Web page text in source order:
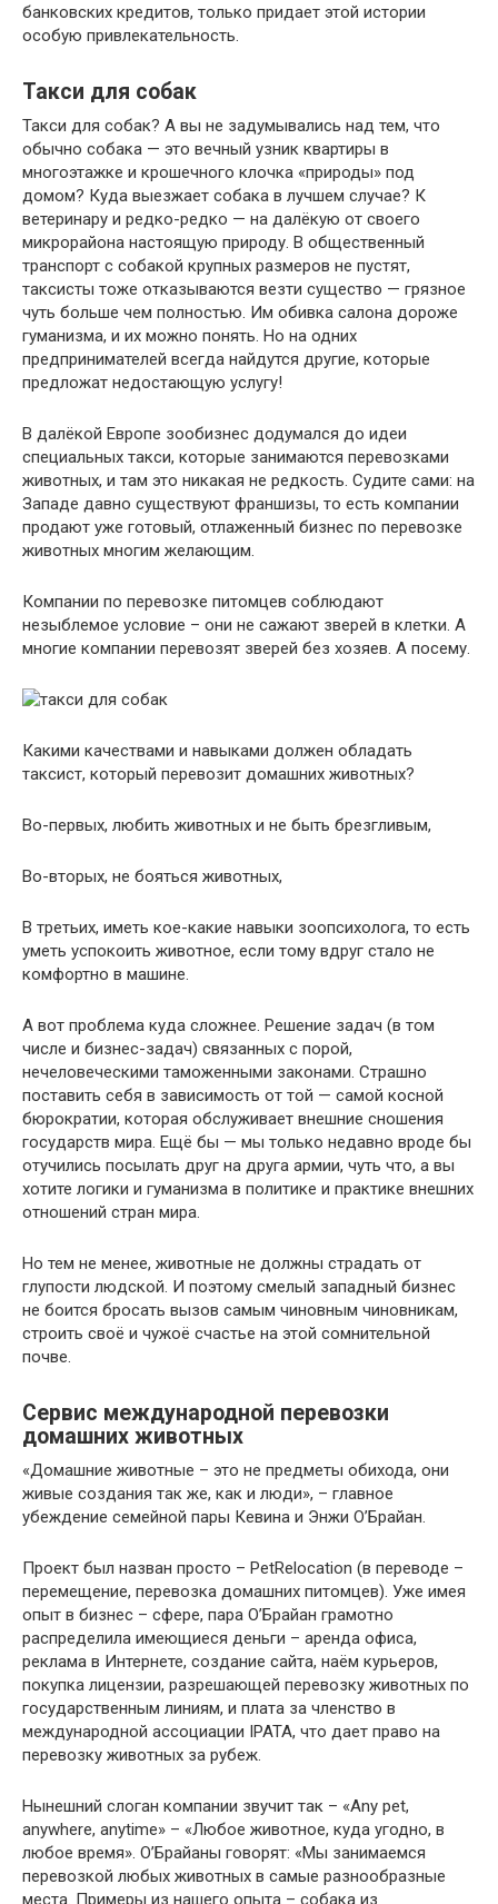
банковских кредитов, только придает этой истории
особую привлекательность.
Такси для собак
Такси для собак? А вы не задумывались над тем, что
обычно собака — это вечный узник квартиры в
многоэтажке и крошечного клочка «природы» под
домом? Куда выезжает собака в лучшем случае? К
ветеринару и редко-редко — на далёкую от своего
микрорайона настоящую природу. В общественный
транспорт с собакой крупных размеров не пустят,
таксисты тоже отказываются везти существо — грязное
чуть больше чем полностью. Им обивка салона дороже
гуманизма, и их можно понять. Но на одних
предпринимателей всегда найдутся другие, которые
предложат недостающую услугу!
В далёкой Европе зообизнес додумался до идеи
специальных такси, которые занимаются перевозками
животных, и там это никакая не редкость. Судите сами: на
Западе давно существуют франшизы, то есть компании
продают уже готовый, отлаженный бизнес по перевозке
животных многим желающим.
Компании по перевозке питомцев соблюдают
незыблемое условие – они не сажают зверей в клетки. А
многие компании перевозят зверей без хозяев. А посему.
Какими качествами и навыками должен обладать
таксист, который перевозит домашних животных?
Во-первых, любить животных и не быть брезгливым,
Во-вторых, не бояться животных,
В третьих, иметь кое-какие навыки зоопсихолога, то есть
уметь успокоить животное, если тому вдруг стало не
комфортно в машине.
А вот проблема куда сложнее. Решение задач (в том
числе и бизнес-задач) связанных с порой,
нечеловеческими таможенными законами. Страшно
поставить себя в зависимость от той — самой косной
бюрократии, которая обслуживает внешние сношения
государств мира. Ещё бы — мы только недавно вроде бы
отучились посылать друг на друга армии, чуть что, а вы
хотите логики и гуманизма в политике и практике внешних
отношений стран мира.
Но тем не менее, животные не должны страдать от
глупости людской. И поэтому смелый западный бизнес
не боится бросать вызов самым чиновным чиновникам,
строить своё и чужоё счастье на этой сомнительной
почве.
Сервис международной перевозки
домашних животных
«Домашние животные – это не предметы обихода, они
живые создания так же, как и люди», – главное
убеждение семейной пары Кевина и Энжи О’Брайан.
Проект был назван просто – PetRelocation (в переводе –
перемещение, перевозка домашних питомцев). Уже имея
опыт в бизнес – сфере, пара О’Брайан грамотно
распределила имеющиеся деньги – аренда офиса,
реклама в Интернете, создание сайта, наём курьеров,
покупка лицензии, разрешающей перевозку животных по
государственным линиям, и плата за членство в
международной ассоциации IPATA, что дает право на
перевозку животных за рубеж.
Нынешний слоган компании звучит так – «Any pet,
anywhere, anytime» – «Любое животное, куда угодно, в
любое время». О’Брайаны говорят: «Мы занимаемся
перевозкой любых животных в самые разнообразные
места. Примеры из нашего опыта – собака из